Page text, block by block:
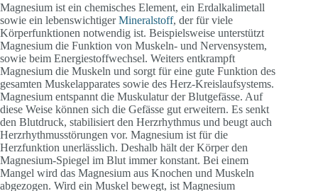
Magnesium ist ein chemisches Element, ein Erdalkalimetall
sowie ein lebenswichtigerMineralstoff, der für viele
Körperfunktionen notwendig ist. Beispielsweise unterstützt
Magnesium die Funktion von Muskeln- und Nervensystem,
sowie beim Energiestoffwechsel. Weiters entkrampft
Magnesium die Muskeln und sorgt für eine gute Funktion des
gesamten Muskelapparates sowie des Herz-Kreislaufsystems.
Magnesium entspannt die Muskulatur der Blutgefässe. Auf
diese Weise können sich die Gefässe gut erweitern. Es senkt
den Blutdruck, stabilisiert den Herzrhythmus und beugt auch
Herzrhythmusstörungen vor. Magnesium ist für die
Herzfunktion unerlässlich. Deshalb hält der Körper den
Magnesium-Spiegel im Blut immer konstant. Bei einem
Mangel wird das Magnesium aus Knochen und Muskeln
abgezogen. Wird ein Muskel bewegt, ist Magnesium